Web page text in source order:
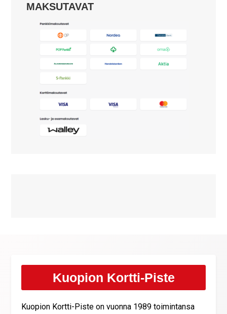
MAKSUTAVAT
Kuopion Kortti-Piste
Kuopion Kortti-Piste on vuonna 1989 toimintansa